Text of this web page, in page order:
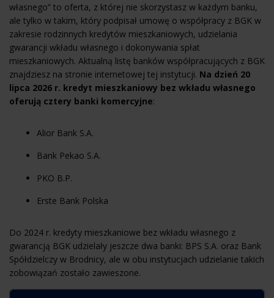
własnego” to oferta, z której nie skorzystasz w każdym banku,
ale tylko w takim, który podpisał umowę o współpracy z BGK w
zakresie rodzinnych kredytów mieszkaniowych, udzielania
gwarancji wkładu własnego i dokonywania spłat
mieszkaniowych. Aktualną listę banków współpracujących z BGK
znajdziesz na stronie internetowej tej instytucji. Na dzień 20
lipca 2026 r. kredyt mieszkaniowy bez wkładu własnego
oferują cztery banki komercyjne:
Alior Bank S.A.
Bank Pekao S.A.
PKO B.P.
Erste Bank Polska
Do 2024 r. kredyty mieszkaniowe bez wkładu własnego z
gwarancją BGK udzielały jeszcze dwa banki: BPS S.A. oraz Bank
Spółdzielczy w Brodnicy, ale w obu instytucjach udzielanie takich
zobowiązań zostało zawieszone.